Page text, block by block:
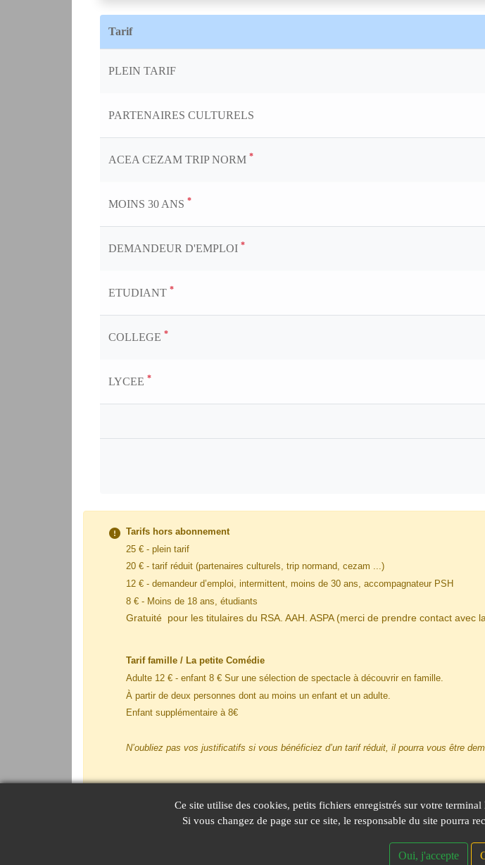
Tarif
PLEIN TARIF
PARTENAIRES CULTURELS
ACEA CEZAM TRIP NORM *
MOINS 30 ANS *
DEMANDEUR D'EMPLOI *
ETUDIANT *
COLLEGE *
LYCEE *
Tarifs hors abonnement
25 € - plein tarif
20 € - tarif réduit (partenaires culturels, trip normand, cezam ...)
12 € - demandeur d’emploi, intermittent, moins de 30 ans, accompagnateur PSH
8 € - Moins de 18 ans, étudiants
Gratuité pour les titulaires du RSA. AAH. ASPA (merci de prendre contact avec
Tarif famille / La petite Comédie
Adulte 12 € - enfant 8 € Sur une sélection de spectacle à découvrir en famille.
À partir de deux personnes dont au moins un enfant et un adulte.
Enfant supplémentaire à 8€
N’oubliez pas vos justificatifs si vous bénéficiez d’un tarif réduit, il pourra vous être
Ce site utilise des cookies, petits fichiers enregistrés sur votre
Si vous changez de page sur ce site, le responsable du site pourra
Oui, j'accepte